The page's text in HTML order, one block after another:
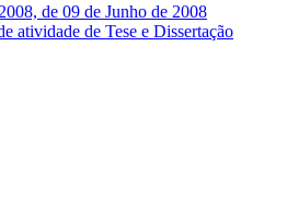
de 09 de Junho de 2008
atividade de Tese e Dissertação